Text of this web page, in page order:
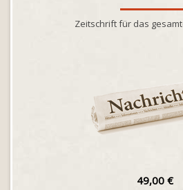
Zeitschrift für das
49,00 €